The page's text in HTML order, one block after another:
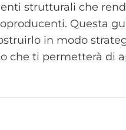
strutturali che
Questa
in modo
che ti permetterà di